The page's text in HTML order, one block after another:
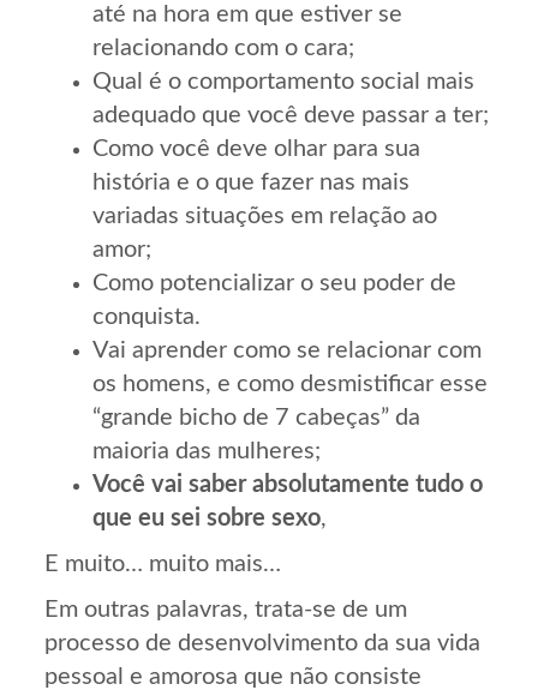
até na hora em que estiver se
relacionando com o cara;
Qual é o comportamento social mais
adequado que você deve passar a ter;
Como você deve olhar para sua
história e o que fazer nas mais
variadas situações em relação ao
amor;
Como potencializar o seu poder de
conquista.
Vai aprender como se relacionar com
os homens, e como desmistificar esse
“grande bicho de 7 cabeças” da
maioria das mulheres;
Você vai saber absolutamente tudo o
que eu sei sobre sexo,
E muito… muito mais…
Em outras palavras, trata-se de um
processo de desenvolvimento da sua vida
pessoal e amorosa que não consiste